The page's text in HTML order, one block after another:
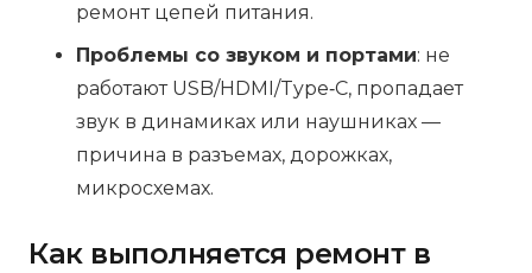
ремонт цепей питания.
Проблемы со звуком и портами: не
работают USB/HDMI/Type‑C, пропадает
звук в динамиках или наушниках —
причина в разъемах, дорожках,
микросхемах.
Как выполняется ремонт в